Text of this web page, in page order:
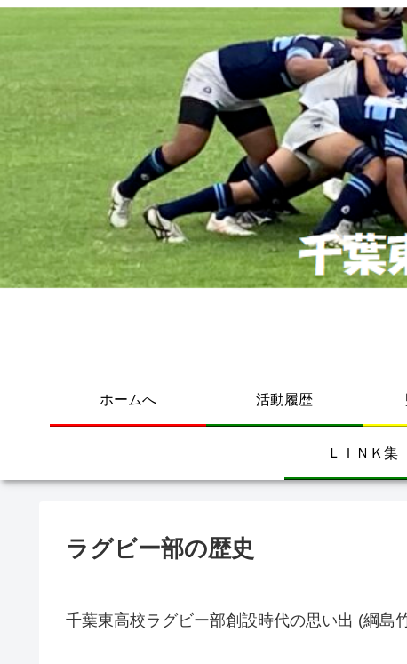
ホームへ 活動履歴
ＬＩＮＫ集
ラグビー部の歴史
千葉東高校ラグビー部創設時代の思い出 (綱島